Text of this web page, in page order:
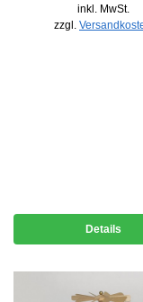
inkl. MwSt.
zzgl.
Details